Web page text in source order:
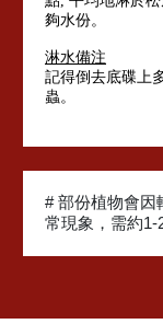
夠水份。
淋水備注
記得倒去底碟上
蟲。
# 部份植物會因
常現象，需約1-